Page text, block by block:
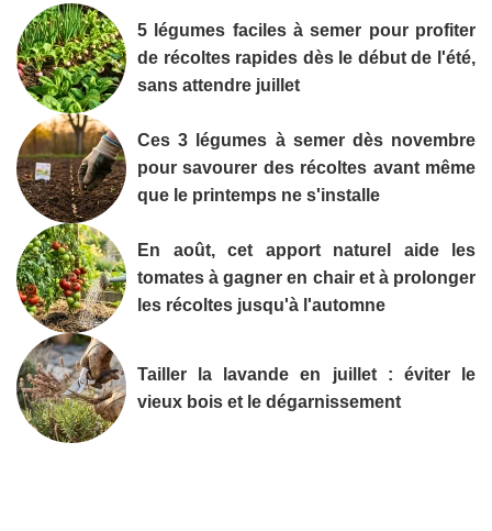
5 légumes faciles à semer pour profiter
de récoltes rapides dès le début de l'été,
sans attendre juillet
Ces 3 légumes à semer dès novembre
pour savourer des récoltes avant même
que le printemps ne s'installe
En août, cet apport naturel aide les
tomates à gagner en chair et à prolonger
les récoltes jusqu'à l'automne
Tailler la lavande en juillet : éviter le
vieux bois et le dégarnissement